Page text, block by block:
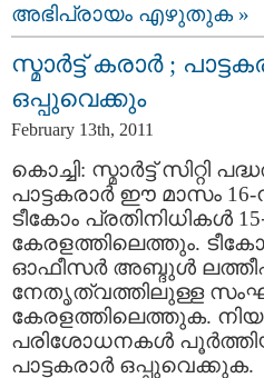
അഭിപ്രായം എഴുതുക »
സ്മാര്‍ട്ട് കരാര്‍ ;
ഒപ്പുവെക്കും
February 13th, 2011
കൊച്ചി: സ്മാര്‍ട്ട് സിറ്റി
പാട്ടകരാര്‍ ഈ മാസം
ടീകോം പ്രതിനിധികള്‍
കേരളത്തിലെത്തും.
ഓഫീസര്‍ അബ്ദുള്‍
നേതൃത്വത്തിലുള്ള
കേരളത്തിലെത്തുക.
പരിശോധനകള്‍
പാട്ടകരാര്‍ ഒപ്പുവെക്കുക.